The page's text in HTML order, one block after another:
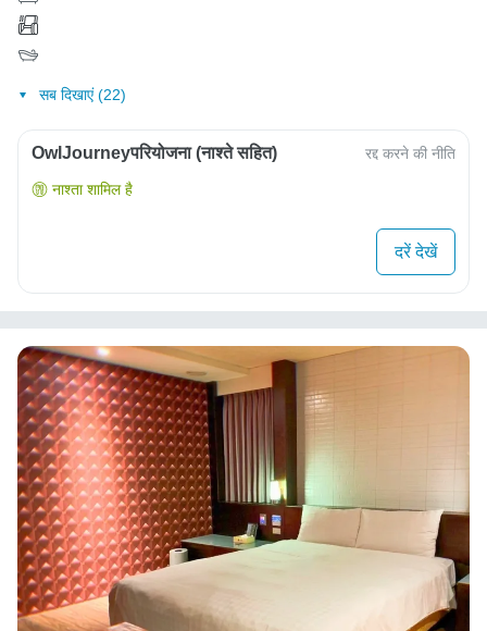
सब दिखाएं (22)
OwlJourneyपरियोजना (नाश्ते सहित) रद्द करने की नीति
नाश्ता शामिल है
दरें देखें